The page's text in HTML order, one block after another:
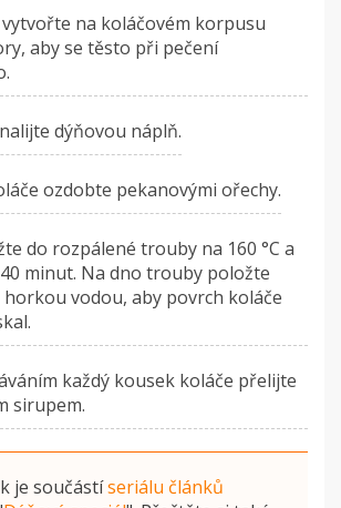
na koláčovém korpusu
aby se těsto při pečení
dýňovou náplň.
ozdobte pekanovými ořechy.
do rozpálené trouby na 160 °C a
minut. Na dno trouby položte
horkou vodou, aby povrch koláče
každý kousek koláče přelijte
sirupem.
je součástíseriálu článků